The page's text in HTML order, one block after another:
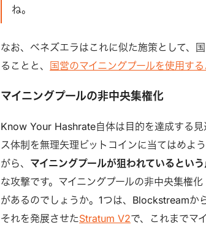
ね。
なお、ベネズエラはこれに似た施策として、
ることと、 国営のマイニングプールを使用す
マイニングプールの非中央集権化
Know Your Hashrate自体は目的を達成する
ス体制を無理矢理ビットコインに当てはめよ
がら、 マイニングプールが狙われているとい
な攻撃です。マイニングプールの非中央集権
があるのでしょうか。1つは、Blockstreamか
それを発展させたStratum V2で、これまでマ